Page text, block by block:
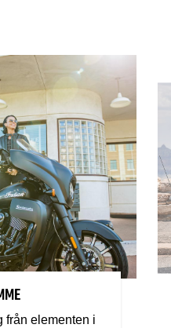
från elementen i